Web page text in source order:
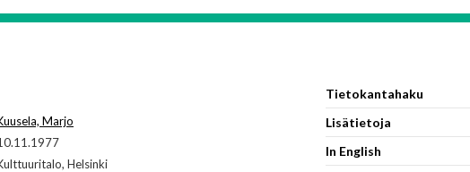
Marjo
Helsinki
Tietokantahaku
Lisätietoja
In English